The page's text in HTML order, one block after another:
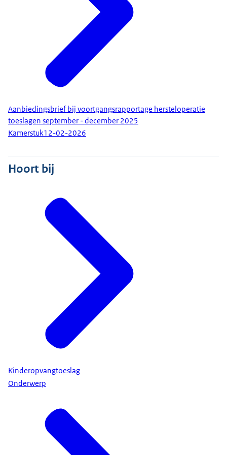
Aanbiedingsbrief bij voortgangsrapportage hersteloperatie
toeslagen september - december 2025
Kamerstuk12-02-2026
Hoort bij
Kinderopvangtoeslag
Onderwerp